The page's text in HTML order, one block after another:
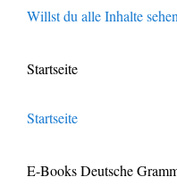
Willst du alle Inhalte
Startseite
Startseite
E-Books Deutsche